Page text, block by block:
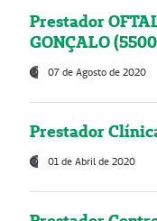
Prestador
GONÇALO
07 de Agosto de 2020
Prestador
01 de Abril de 2020